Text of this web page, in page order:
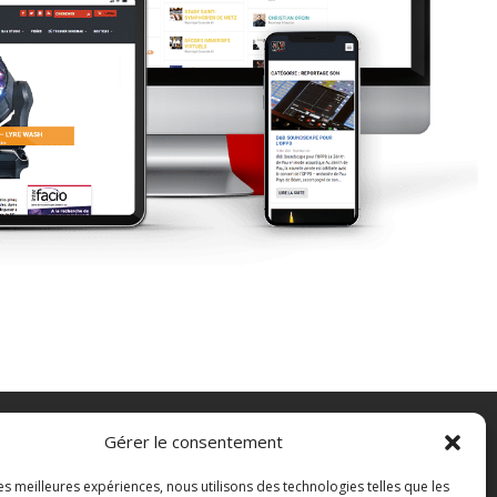
Gérer le consentement
meilleures expériences, nous utilisons des technologies telles que les